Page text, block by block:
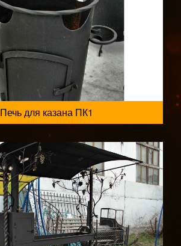
Печь для казана ПК1